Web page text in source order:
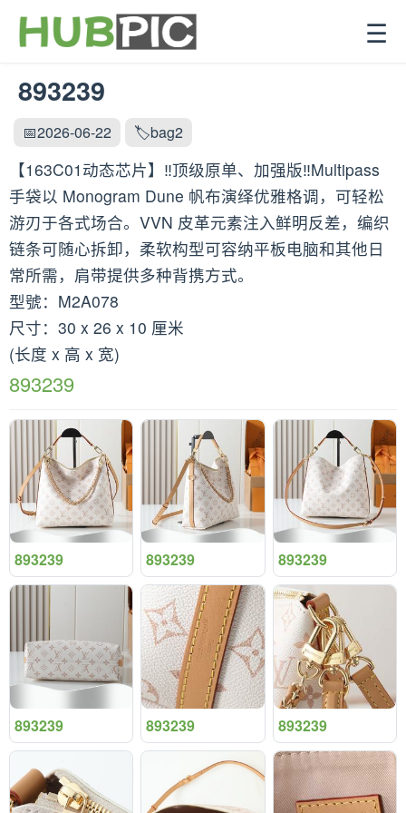
☰
893239
📅2026-06-22 🏷️bag2
【163C01动态芯片】‼️顶级原单、加强版‼️Multipass
手袋以 Monogram Dune 帆布演绎优雅格调，可轻松
游刃于各式场合。VVN 皮革元素注入鲜明反差，编织
链条可随心拆卸，柔软构型可容纳平板电脑和其他日
常所需，肩带提供多种背携方式。
型號：M2A078
尺寸：30 x 26 x 10 厘米
(长度 x 高 x 宽)
893239
893239 893239 893239
893239 893239 893239